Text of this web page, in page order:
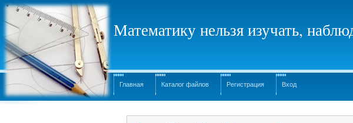
Математику нельзя изучать,
Главная Каталог файлов Регистрация Вход